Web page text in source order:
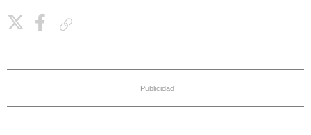
Publicidad